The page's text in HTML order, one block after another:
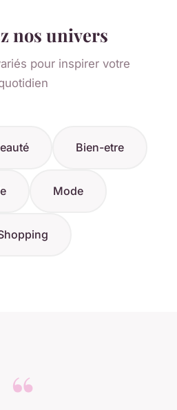
nos univers
pour inspirer votre
Bien-etre
Mode
“